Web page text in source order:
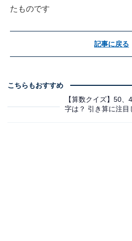
たものです
記事に戻る
こちらもおすすめ
【算数クイズ】50
字は？ 引き算に注目